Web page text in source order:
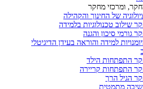
ומרכזי מחקר
של החינוך והקהילה
שילוב טכנולוגיות בלמידה
גורמי סיכון והגנה
למידה והוראה בעידן הדיגיטלי
התפתחות הילד
התפתחות קריירה
הגיל הרך
מתמטית